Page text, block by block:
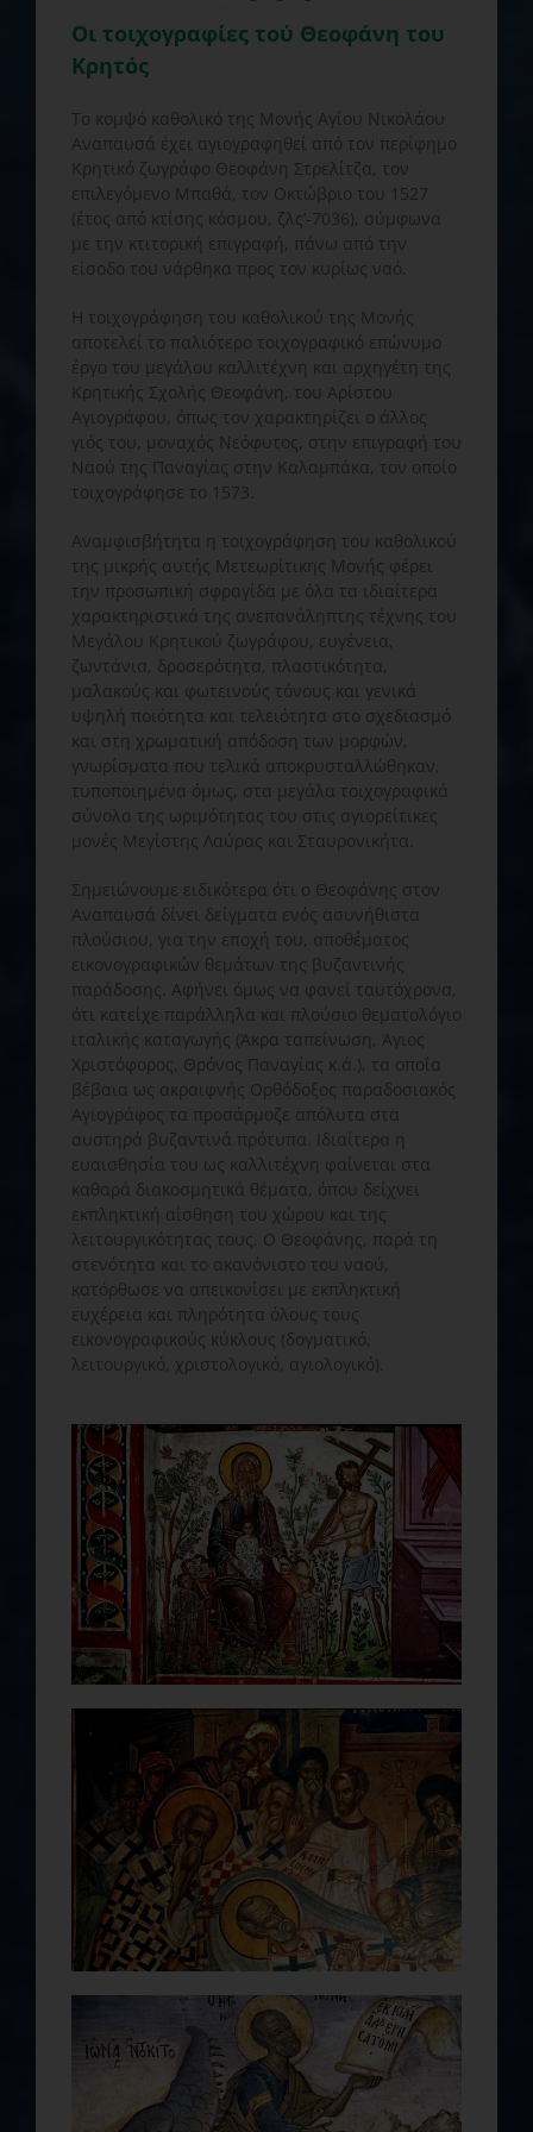
Οι τοιχογραφίες τού Θεοφάνη του
Κρητός
Το κομψό καθολικό της Μονής Αγίου Νικολάου
Αναπαυσά έχει αγιογραφηθεί από τον περίφημο
Κρητικό ζωγράφο Θεοφάνη Στρελίτζα, τον
επιλεγόμενο Μπαθά, τον Οκτώβριο του 1527
(έτος από κτίσης κόσμου, ζλς’-7036), σύμφωνα
με την κτιτορική επιγραφή, πάνω από την
είσοδο του νάρθηκα προς τον κυρίως ναό.
Η τοιχογράφηση του καθολικού της Μονής
αποτελεί το παλιότερο τοιχογραφικό επώνυμο
έργο του μεγάλου καλλιτέχνη και αρχηγέτη της
Κρητικής Σχολής Θεοφάνη, του Αρίστου
Αγιογράφου, όπως τον χαρακτηρίζει ο άλλος
γιός του, μοναχός Νεόφυτος, στην επιγραφή του
Ναού της Παναγίας στην Καλαμπάκα, τον οποίο
τοιχογράφησε το 1573.
Αναμφισβήτητα η τοιχογράφηση του καθολικού
της μικρής αυτής Μετεωρίτικης Μονής φέρει
την προσωπική σφραγίδα με όλα τα ιδιαίτερα
χαρακτηριστικά της ανεπανάληπτης τέχνης του
Μεγάλου Κρητικού ζωγράφου, ευγένεια,
ζωντάνια, δροσερότητα, πλαστικότητα,
μαλακούς και φωτεινούς τόνους και γενικά
υψηλή ποιότητα και τελειότητα στο σχεδιασμό
και στη χρωματική απόδοση των μορφών,
γνωρίσματα που τελικά αποκρυσταλλώθηκαν,
τυποποιημένα όμως, στα μεγάλα τοιχογραφικά
σύνολα της ωριμότητας του στις αγιορείτικες
μονές Μεγίστης Λαύρας και Σταυρονικήτα.
Σημειώνουμε ειδικότερα ότι ο Θεοφάνης στον
Αναπαυσά δίνει δείγματα ενός ασυνήθιστα
πλούσιου, για την εποχή του, αποθέματος
εικονογραφικών θεμάτων της βυζαντινής
παράδοσης. Αφήνει όμως να φανεί ταυτόχρονα,
ότι κατείχε παράλληλα και πλούσιο θεματολόγιο
ιταλικής καταγωγής (Άκρα ταπείνωση, Άγιος
Χριστόφορος, Θρόνος Παναγίας κ.ά.), τα οποία
βέβαια ως ακραιφνής Ορθόδοξος παραδοσιακός
Αγιογράφος τα προσάρμοζε απόλυτα στα
αυστηρά βυζαντινά πρότυπα. Ιδιαίτερα η
ευαισθησία του ως καλλιτέχνη φαίνεται στα
καθαρά διακοσμητικά θέματα, όπου δείχνει
εκπληκτική αίσθηση του χώρου και της
λειτουργικότητας τους. Ο Θεοφάνης, παρά τη
στενότητα και το ακανόνιστο του ναού,
κατόρθωσε να απεικονίσει με εκπληκτική
ευχέρεια και πληρότητα όλους τους
εικονογραφικούς κύκλους (δογματικό,
λειτουργικό, χριστολογικό, αγιολογικό).